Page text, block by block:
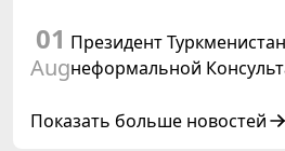
сотрудничества
Республика Корея»
01
Aug
Президент
неформальной
Азербайджанской
Показать больше новостей